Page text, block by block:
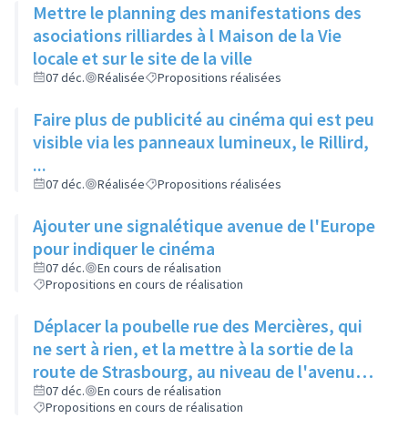
Mettre le planning des manifestations des
asociations rilliardes à l Maison de la Vie
locale et sur le site de la ville
07 déc. Réalisée Propositions réalisées
Faire plus de publicité au cinéma qui est peu
visible via les panneaux lumineux, le Rillird,
...
07 déc. Réalisée Propositions réalisées
Ajouter une signalétique avenue de l'Europe
pour indiquer le cinéma
07 déc.
En cours de réalisation
Propositions en cours de réalisation
Déplacer la poubelle rue des Mercières, qui
ne sert à rien, et la mettre à la sortie de la
route de Strasbourg, au niveau de l'avenue
Jean Moulin, en face de l'immeuble en
construction
07 déc.
En cours de réalisation
Propositions en cours de réalisation